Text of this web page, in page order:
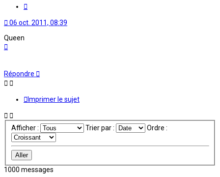
06 oct. 2011, 08:39
Queen
Répondre
Imprimer le sujet
Afficher : Trier par : Ordre :
1000 messages